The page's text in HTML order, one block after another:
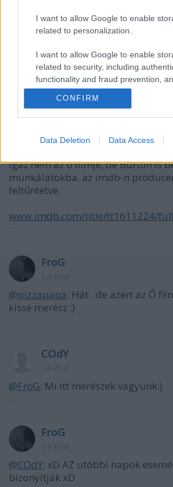
I want to allow Google to enable
related to personalization.
I want to allow Google to enable
related to security, including
functionality and fraud prevention,
user protection.
CONFIRM
Data Deletion Data Access
14 éve
Tim Burtonnek köze sincs a filmhez
Bekmambetov a rendező ;)
14 éve
Igaz nem az ő filmje, de Burton is
munkálatokba, az imdb-n
feltűntetve.
www.imdb.com/title/tt1611224/
FroG
@pizzapapa: Hát.. de azért az Ő
kissé merész :)
COdY
@FroG: Mi itt merészek vagyunk:)
FroG
@COdY: xD AZ utóbbi napok
bizonyítják xD